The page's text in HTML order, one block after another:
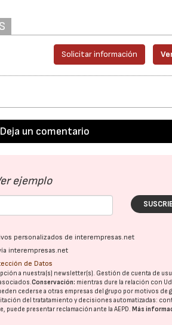
Solicitar información
Deja un comentario
ejemplo
personalizados de interempresas.net
interempresas.net
de Datos
a nuestra(s) newsletter(s). Gestión de cuenta de
Conservación: mientras dure la relación con
cederse a otras empresas del grupo por motivos de
del tratatamiento y decisiones automatizadas:
puede presentar reclamación ante laAEPD.Más